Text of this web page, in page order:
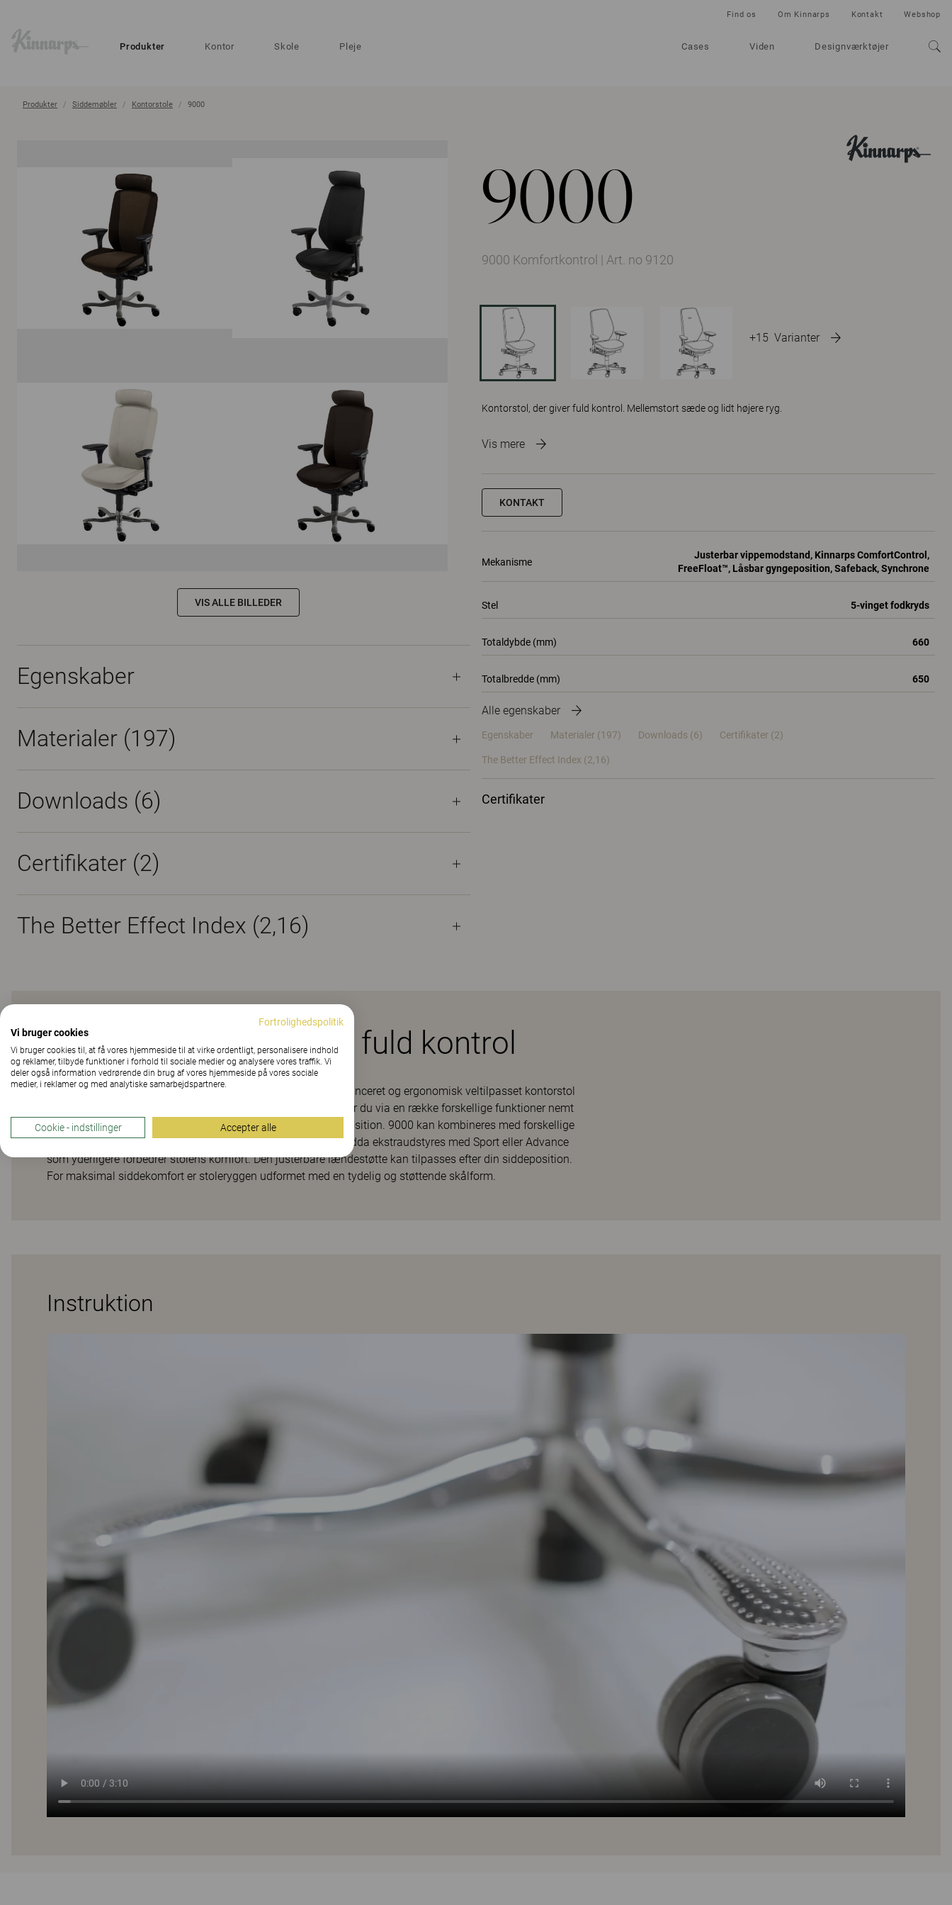
Produkter Kontor Skole Pleje Cases Viden Designværktøjer
Find os Om Kinnarps Kontakt Webshop
Produkter Siddemøbler Kontorstole 9000
9000
+15 Varianter
9000 Komfortkontrol | Art. no 9120
Kontorstol, der giver fuld kontrol. Mellemstort sæde og lidt højere ryg.
Vis mere
KONTAKT
Mekanisme
Justerbar vippemodstand, Kinnarps ComfortControl,
FreeFloat™, Låsbar gyngeposition, Safeback, Synchrone
Stel 5-vinget fodkryds
Totaldybde (mm) 660
Totalbredde (mm) 650
Alle egenskaber
Egenskaber Materialer (197) Downloads (6) Certifikater (2)
The Better Effect Index (2,16)
Certifikater
VIS ALLE BILLEDER
Egenskaber
Materialer (197)
Downloads (6)
Certifikater (2)
The Better Effect Index (2,16)
Kontorstolen, der giver fuld kontrol
9000 er en kontorstol, som giver maksimal fleksibilitet. En avanceret og ergonomisk veltilpasset kontorstol
med Kinnarps ComfortControl® – et kontrolpanel pr. side, hvor du via en række forskellige funktioner nemt
kan finindstille stolen efter netop din mest behagelige siddeposition. 9000 kan kombineres med forskellige
sæder og ryglæn afhængigt af smag og behov. Stolen kan endda ekstraudstyres med Sport eller Advance
som yderligere forbedrer stolens komfort. Den justerbare lændestøtte kan tilpasses efter din siddeposition.
For maksimal siddekomfort er stoleryggen udformet med en tydelig og støttende skålform.
Instruktion
Fortrolighedspolitik
Vi bruger cookies
Vi bruger cookies til, at få vores hjemmeside til at virke ordentligt, personalisere indhold
og reklamer, tilbyde funktioner i forhold til sociale medier og analysere vores traffik. Vi
deler også information vedrørende din brug af vores hjemmeside på vores sociale
medier, i reklamer og med analytiske samarbejdspartnere.
Cookie - indstillinger Accepter alle